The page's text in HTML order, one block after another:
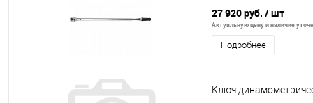
27 920 руб. / шт
Актуальную цену и наличие
Подробнее
Ключ